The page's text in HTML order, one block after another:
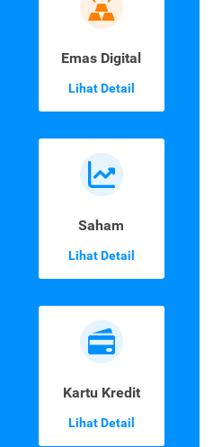
Emas Digital
Lihat Detail
Saham
Lihat Detail
Kartu Kredit
Lihat Detail